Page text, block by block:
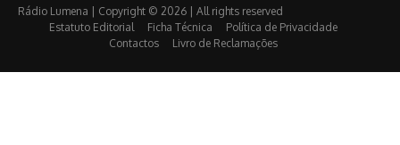
Rádio Lumena | Copyright © 2026 | All rights reserved
Estatuto Editorial
Ficha Técnica
Política de Privacidade
Contactos
Livro de Reclamações